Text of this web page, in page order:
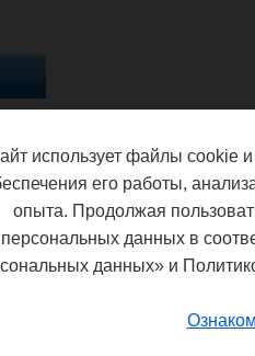
использует файлы cookie
его работы,
опыта. Продолжая
персональных данных в
данных» и